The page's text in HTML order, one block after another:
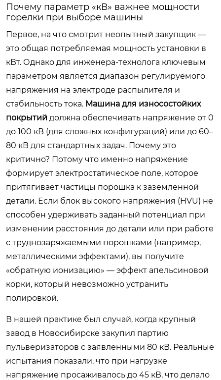
Почему параметр «кВ» важнее мощности
горелки при выборе машины
Первое, на что смотрит неопытный закупщик —
это общая потребляемая мощность установки в
кВт. Однако для инженера-технолога ключевым
параметром является диапазон регулируемого
напряжения на электроде распылителя и
стабильность тока. Машина для износостойких
покрытий должна обеспечивать напряжение от 0
до 100 кВ (для сложных конфигураций) или до 60–
80 кВ для стандартных задач. Почему это
критично? Потому что именно напряжение
формирует электростатическое поле, которое
притягивает частицы порошка к заземленной
детали. Если блок высокого напряжения (HVU) не
способен удерживать заданный потенциал при
изменении расстояния до детали или при работе
с труднозаряжаемыми порошками (например,
металлическими эффектами), вы получите
«обратную ионизацию» — эффект апельсиновой
корки, который невозможно устранить
полировкой.
В нашей практике был случай, когда крупный
завод в Новосибирске закупил партию
пульверизаторов с заявленными 80 кВ. Реальные
испытания показали, что при нагрузке
напряжение просаживалось до 45 кВ, что делало